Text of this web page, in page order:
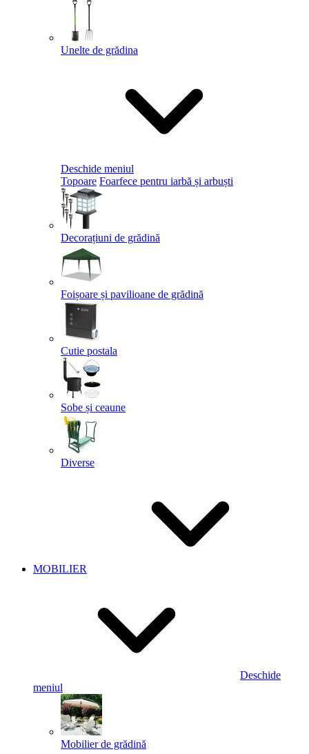
Unelte de grădina
Deschide meniul
Topoare Foarfece pentru iarbă și arbuști
Decorațiuni de grădină
Foișoare și pavilioane de grădină
Cutie postala
Sobe și ceaune
Diverse
MOBILIER
Deschide
meniul
Mobilier de grădină